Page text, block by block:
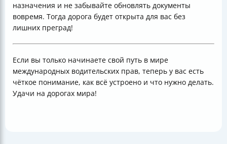
назначения и не забывайте обновлять документы
вовремя. Тогда дорога будет открыта для вас без
лишних преград!
Если вы только начинаете свой путь в мире
международных водительских прав, теперь у вас есть
чёткое понимание, как всё устроено и что нужно делать.
Удачи на дорогах мира!